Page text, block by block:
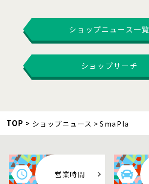
ショップニュース一覧
ショップサーチ
TOP ショップニュース SmaPla
営業時間